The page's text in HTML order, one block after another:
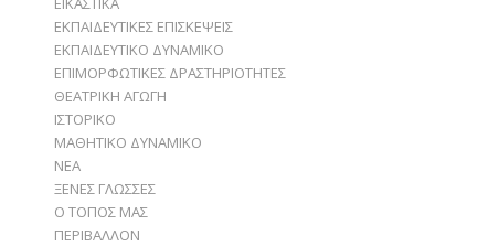
ΕΚΠΑΙΔΕΥΤΙΚΕΣ ΕΠΙΣΚΕΨΕΙΣ
ΕΚΠΑΙΔΕΥΤΙΚΟ ΔΥΝΑΜΙΚΟ
ΕΠΙΜΟΡΦΩΤΙΚΕΣ ΔΡΑΣΤΗΡΙΟΤΗΤΕΣ
ΘΕΑΤΡΙΚΗ ΑΓΩΓΗ
ΙΣΤΟΡΙΚΟ
ΜΑΘΗΤΙΚΟ ΔΥΝΑΜΙΚΟ
ΝΕΑ
ΞΕΝΕΣ ΓΛΩΣΣΕΣ
Ο ΤΟΠΟΣ ΜΑΣ
ΠΕΡΙΒΑΛΛΟΝ